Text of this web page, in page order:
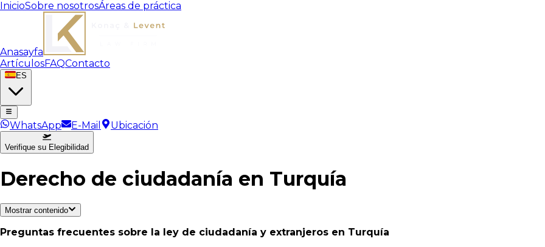
InicioSobre nosotrosÁreas de práctica
Anasayfa
ArtículosFAQContacto
ES
WhatsApp E-Mail Ubicación
Verifique su Elegibilidad
Derecho de ciudadanía en Turquía
Mostrar contenido
Preguntas frecuentes sobre la ley de ciudadanía y extranjeros en Turquía